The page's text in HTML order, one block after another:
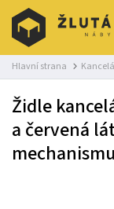
Hlavní strana
Židle
a červená